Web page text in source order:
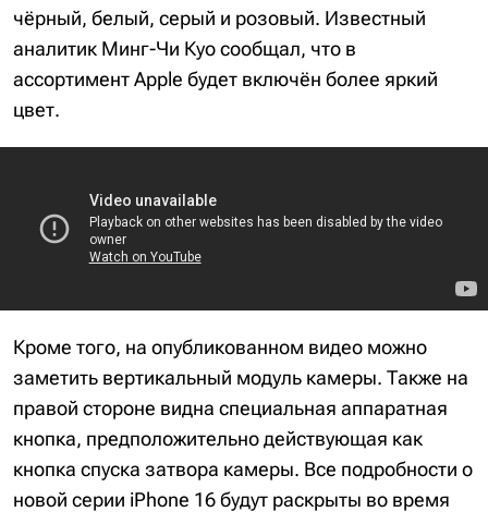
чёрный, белый, серый и розовый. Известный
аналитик Минг-Чи Куо сообщал, что в
ассортимент Apple будет включён более яркий
цвет.
Кроме того, на опубликованном видео можно
заметить вертикальный модуль камеры. Также на
правой стороне видна специальная аппаратная
кнопка, предположительно действующая как
кнопка спуска затвора камеры. Все подробности о
новой серии iPhone 16 будут раскрыты во время